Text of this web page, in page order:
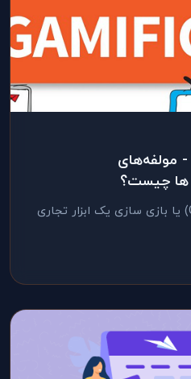
ها چیست؟
گیمیفیکیشن (Gamification) یا بازی سازی یک ابزار تجاری